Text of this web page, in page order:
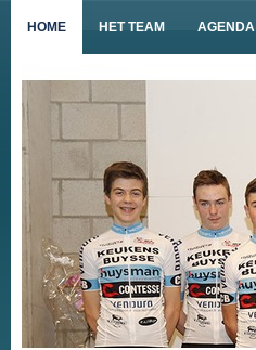
HOME HET TEAM AGENDA